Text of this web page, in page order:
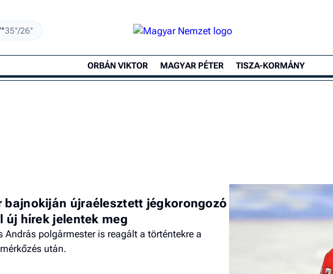
35°/26°
ORBÁN VIKTOR MAGYAR PÉTER TISZA-KORMÁNY
bajnokiján újraélesztett jégkorongozó
új hírek jelentek meg
András polgármester is reagált a történtekre a
után.